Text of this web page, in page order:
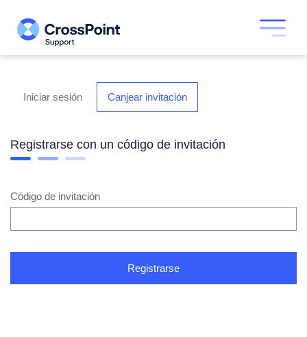
Alternar
navegación
Iniciar sesión Canjear invitación
Registrarse con un código de invitación
Código de invitación
Registrarse